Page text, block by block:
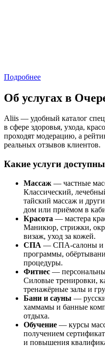
Подробнее
Об услугах в
Aliis — удобный каталог
в сфере здоровья, ухода,
проходят модерацию, а
реальных отзывов клиентов.
Какие услуги
Массаж — частные
Классический,
тайский массаж и
дом или приёмом в
Красота — мастера
Маникюр, стрижки,
визаж, уход за кожей.
СПА — СПА-салоны и
программы,
процедуры.
Фитнес —
Силовые тренировки,
тренажёрные залы и
Бани и сауны —
хаммамы и банные
отдыха.
Обучение — курсы
получением
и повышения